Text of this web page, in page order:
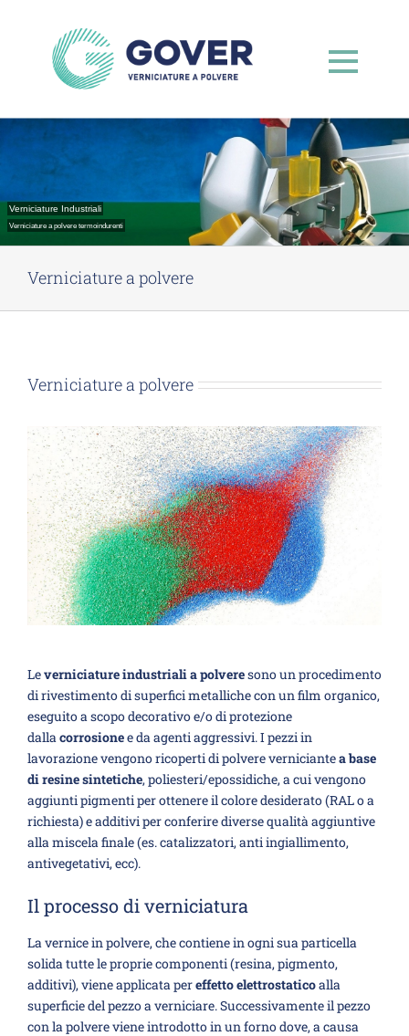
contenuto
Verniciature Industriali
Verniciature a polvere termoindurenti
Verniciature a polvere
Verniciature a polvere
Leverniciature industriali a polveresono un procedimento
di rivestimento di superfici metalliche con un film organico,
eseguito a scopo decorativo e/o di protezione
dalla corrosionee da agenti aggressivi. I pezzi in
lavorazione vengono ricoperti di polvere verniciantea base
di resine sintetiche, poliesteri/epossidiche, a cui vengono
aggiunti pigmenti per ottenere il colore desiderato (RAL o a
richiesta) e additivi per conferire diverse qualità aggiuntive
alla miscela finale (es. catalizzatori, anti ingiallimento,
antivegetativi, ecc).
Il processo di verniciatura
La vernice in polvere, che contiene in ogni sua particella
solida tutte le proprie componenti (resina, pigmento,
additivi), viene applicata pereffetto elettrostaticoalla
superficie del pezzo a verniciare. Successivamente il pezzo
con la polvere viene introdotto in un forno dove, a causa